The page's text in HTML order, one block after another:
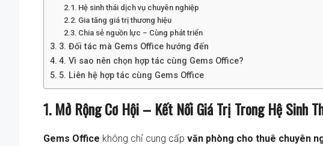
Hệ sinh thái dịch vụ chuyên nghiệp
Gia tăng giá trị thương hiệu
Chia sẻ nguồn lực – Cùng phát triển
3. Đối tác mà Gems Office hướng đến
4. Vì sao nên chọn hợp tác cùng Gems Office?
5. Liên hệ hợp tác cùng Gems Office
1. Mở Rộng Cơ Hội – Kết Nối Giá Trị Trong Hệ Sinh
Gems Office không chỉ cung cấp văn phòng cho thuê chuyên